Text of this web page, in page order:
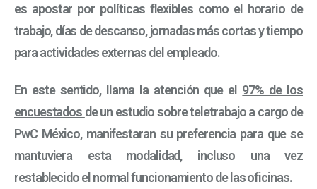
es apostar por políticas flexibles como el horario de
trabajo, días de descanso, jornadas más cortas y tiempo
para actividades externas del empleado.
En este sentido, llama la atención que el 97% de los
encuestados de un estudio sobre teletrabajo a cargo de
PwC México, manifestaran su preferencia para que se
mantuviera esta modalidad, incluso una vez
restablecido el normal funcionamiento de las oficinas.